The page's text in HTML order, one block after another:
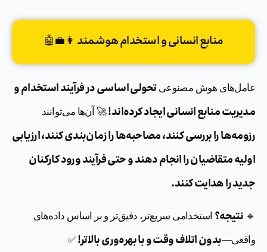
منابع انسانی و استخدام هوشمند 👩‍💼🤖
عامل‌های هوش مصنوعیتحولی اساسی در فرآیند استخدام و
مدیریت منابع انسانی ایجاد کرده‌اند!🚀 آن‌ها می‌توانند
رزومه‌ها را بررسی کنند، مصاحبه‌ها را زمان‌بندی کنند، ارزیابی
اولیه متقاضیان را انجام دهند و حتی فرآیند ورود کارکنان
جدید را هدایت کنند.
🔹 نتیجه؟ استخدامی سریع‌تر، دقیق‌تر و بر اساس داده‌های
واقعی—بدون اتلاف وقت و با بهره‌وری بالاتر!✅